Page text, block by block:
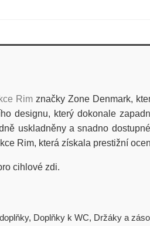
Rim značky Zone Denmark,
designu, který dokonale
uskladněny a snadno
Rim, která získala prestižní
cihlové zdi.
, Doplňky k WC, Držáky a